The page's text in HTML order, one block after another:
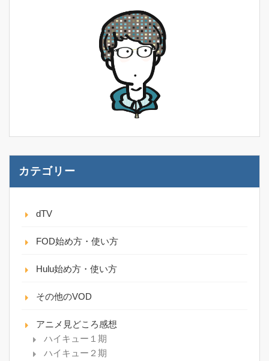
カテゴリー
dTV
FOD始め方・使い方
Hulu始め方・使い方
その他のVOD
アニメ見どころ感想
ハイキュー１期
ハイキュー２期